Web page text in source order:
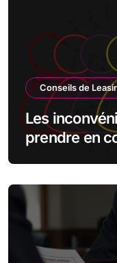
Conseils de
Les
prendre en